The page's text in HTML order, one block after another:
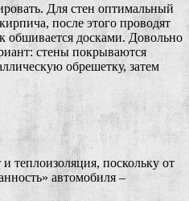
Для стен оптимальный
после этого проводят
обшивается досками. Довольно
стены покрываются
обрешетку, затем
теплоизоляция, поскольку от
автомобиля –